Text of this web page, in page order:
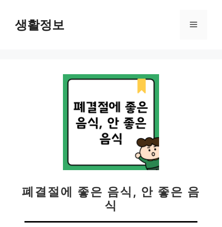
생활정보 메
폐결절에 좋은 음식, 안 좋은 음
식